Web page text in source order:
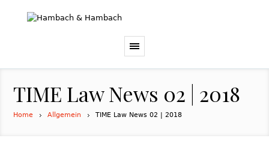
TIME Law News 02 | 2018
Home Allgemein TIME Law News 02 | 2018